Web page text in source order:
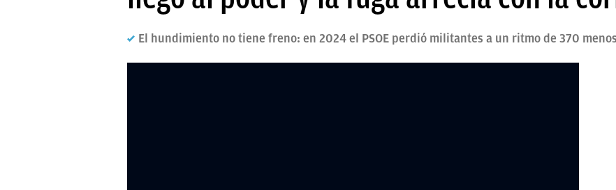
El hundimiento no tiene freno: en 2024 el PSOE perdió militantes a un ritmo de 370